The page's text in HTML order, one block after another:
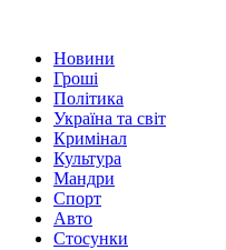
Новини
Гроші
Політика
Україна та світ
Кримінал
Культура
Мандри
Спорт
Авто
Стосунки